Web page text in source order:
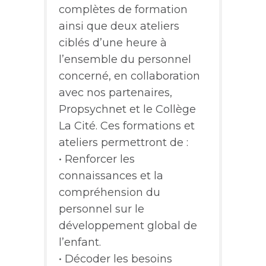
complètes de formation
ainsi que deux ateliers
ciblés d’une heure à
l’ensemble du personnel
concerné, en collaboration
avec nos partenaires,
Propsychnet et le Collège
La Cité. Ces formations et
ateliers permettront de :
• Renforcer les
connaissances et la
compréhension du
personnel sur le
développement global de
l’enfant.
• Décoder les besoins